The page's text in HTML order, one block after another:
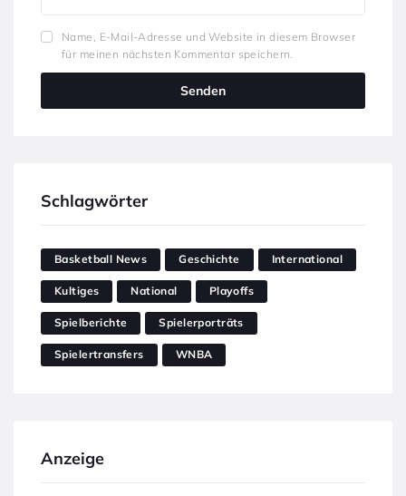
Name, E-Mail-Adresse und Website in diesem Browser
für meinen nächsten Kommentar speichern.
Schlagwörter
Basketball News Geschichte International
Kultiges National Playoffs
Spielberichte Spielerporträts
Spielertransfers WNBA
Anzeige